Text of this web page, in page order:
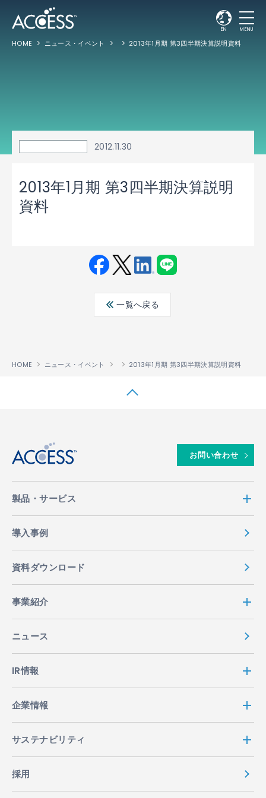
EN MENU
HOME ニュース・イベント 2013年1月期 第3四半期決算説明資料
2012.11.30
2013年1月期 第3四半期決算説明
資料
ebo ter
edin
一覧へ戻る
HOME ニュース・イベント 2013年1月期 第3四半期決算説明資料
お問い合わせ
製品・サービス
導入事例
資料ダウンロード
事業紹介
ニュース
IR情報
企業情報
サステナビリティ
採用